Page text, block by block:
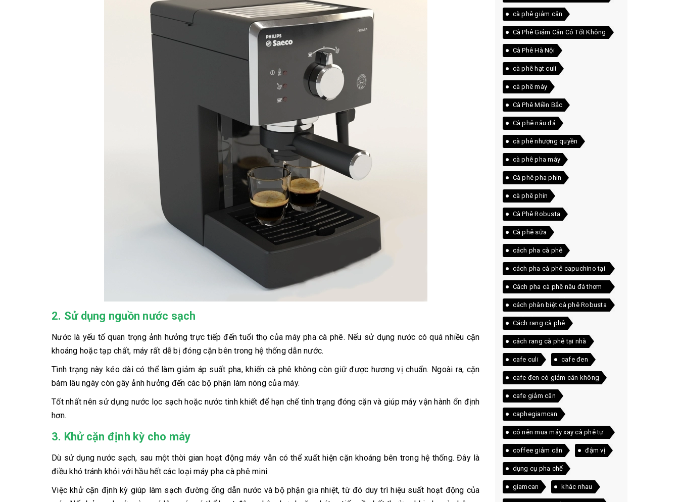
2. Sử dụng nguồn nước sạch
Nước là yếu tố quan trọng ảnh hưởng trực tiếp đến tuổi thọ của máy pha cà phê. Nếu sử dụng nước có quá nhiều cặn
khoáng hoặc tạp chất, máy rất dễ bị đóng cặn bên trong hệ thống dẫn nước.
Tình trạng này kéo dài có thể làm giảm áp suất pha, khiến cà phê không còn giữ được hương vị chuẩn. Ngoài ra, cặn
bám lâu ngày còn gây ảnh hưởng đến các bộ phận làm nóng của máy.
Tốt nhất nên sử dụng nước lọc sạch hoặc nước tinh khiết để hạn chế tình trạng đóng cặn và giúp máy vận hành ổn định
hơn.
3. Khử cặn định kỳ cho máy
Dù sử dụng nước sạch, sau một thời gian hoạt động máy vẫn có thể xuất hiện cặn khoáng bên trong hệ thống. Đây là
điều khó tránh khỏi với hầu hết các loại máy pha cà phê mini.
Việc khử cặn định kỳ giúp làm sạch đường ống dẫn nước và bộ phận gia nhiệt, từ đó duy trì hiệu suất hoạt động của
cà phê giảm cân
Cà Phê Giảm Cân Có Tốt Không
Cà Phê Hà Nội
cà phê hạt culi
cà phê máy
Cà Phê Miền Bắc
Cà phê nâu đá
cà phê nhượng quyền
cà phê pha máy
Cà phê pha phin
cà phê phin
Cà Phê Robusta
Cà phê sữa
cách pha cà phê
cách pha cà phê capuchino tại
nhà
Cách pha cà phê nâu đá thơm
ngon ngay tại nhà
cách phân biệt cà phê Robusta
và Arabica
Cách rang cà phê
cách rang cà phê tại nhà
cafe culi cafe đen
cafe đen có giảm cân không
cafe giảm cân
caphegiamcan
có nên mua máy xay cà phê tự
động
coffee giảm cân đậm vị
dụng cụ pha chế
giamcan khác nhau